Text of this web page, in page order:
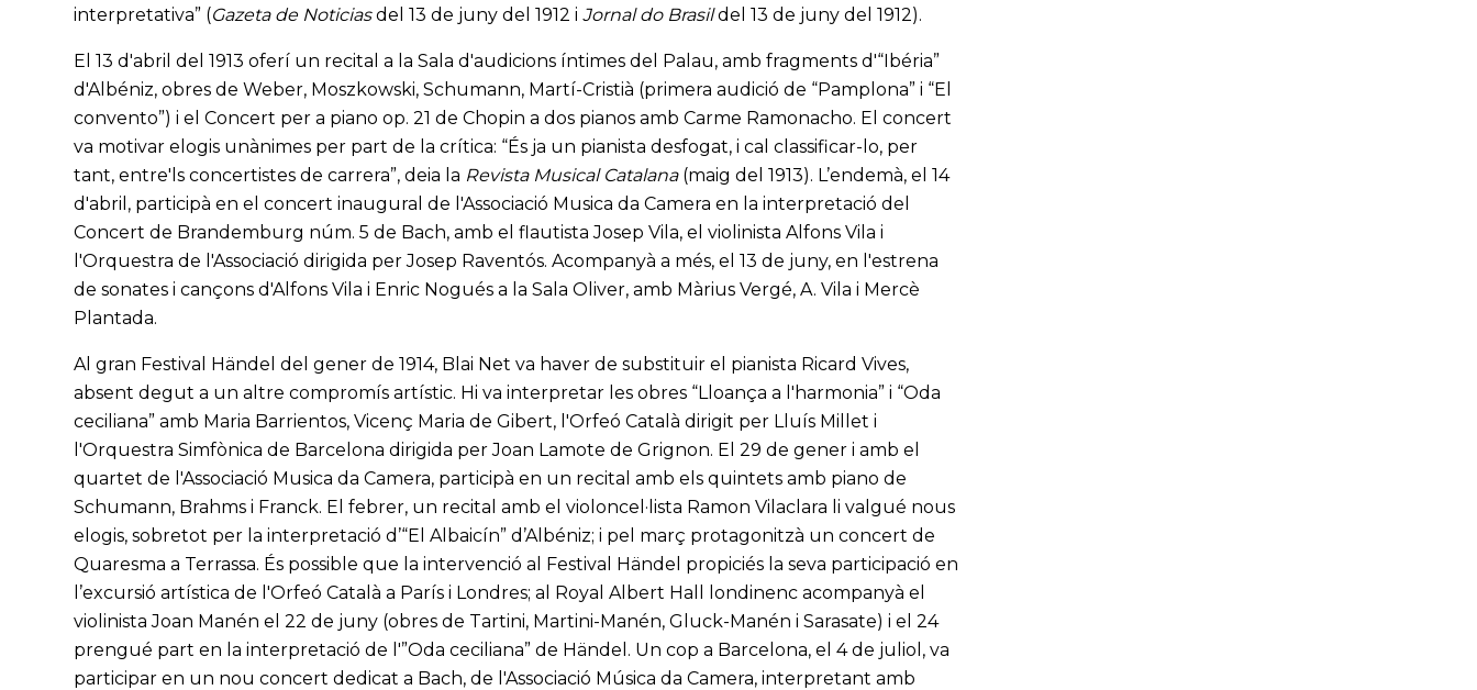
interpretativa” (Gazeta de Noticiasdel 13 de juny del 1912 iJornal do Brasildel 13 de juny del 1912).
El 13 d'abril del 1913 oferí un recital a la Sala d'audicions íntimes del Palau, amb fragments d'“Ibéria”
d'Albéniz, obres de Weber, Moszkowski, Schumann, Martí-Cristià (primera audició de “Pamplona” i “El
convento”) i el Concert per a piano op. 21 de Chopin a dos pianos amb Carme Ramonacho. El concert
va motivar elogis unànimes per part de la crítica: “És ja un pianista desfogat, i cal classificar-lo, per
tant, entre'ls concertistes de carrera”, deia la Revista Musical Catalana(maig del 1913). L’endemà, el 14
d'abril, participà en el concert inaugural de l'Associació Musica da Camera en la interpretació del
Concert de Brandemburg núm. 5 de Bach, amb el flautista Josep Vila, el violinista Alfons Vila i
l'Orquestra de l'Associació dirigida per Josep Raventós. Acompanyà a més, el 13 de juny, en l'estrena
de sonates i cançons d'Alfons Vila i Enric Nogués a la Sala Oliver, amb Màrius Vergé, A. Vila i Mercè
Plantada.
Al gran Festival Händel del gener de 1914, Blai Net va haver de substituir el pianista Ricard Vives,
absent degut a un altre compromís artístic. Hi va interpretar les obres “Lloança a l'harmonia” i “Oda
ceciliana” amb Maria Barrientos, Vicenç Maria de Gibert, l'Orfeó Català dirigit per Lluís Millet i
l'Orquestra Simfònica de Barcelona dirigida per Joan Lamote de Grignon. El 29 de gener i amb el
quartet de l'Associació Musica da Camera, participà en un recital amb els quintets amb piano de
Schumann, Brahms i Franck. El febrer, un recital amb el violoncel·lista Ramon Vilaclara li valgué nous
elogis, sobretot per la interpretació d’“El Albaicín” d’Albéniz; i pel març protagonitzà un concert de
Quaresma a Terrassa. És possible que la intervenció al Festival Händel propiciés la seva participació en
l’excursió artística de l'Orfeó Català a París i Londres; al Royal Albert Hall londinenc acompanyà el
violinista Joan Manén el 22 de juny (obres de Tartini, Martini-Manén, Gluck-Manén i Sarasate) i el 24
prengué part en la interpretació de l'”Oda ceciliana” de Händel. Un cop a Barcelona, el 4 de juliol, va
participar en un nou concert dedicat a Bach, de l'Associació Música da Camera, interpretant amb